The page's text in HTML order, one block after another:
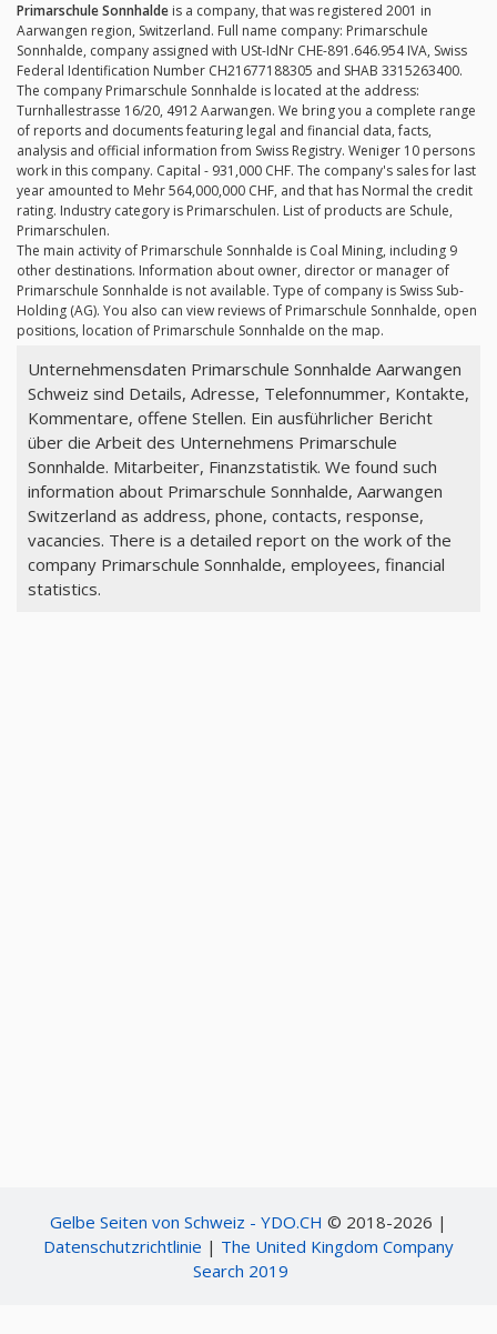
Primarschule Sonnhalde is a company, that was registered 2001 in
Aarwangen region, Switzerland. Full name company: Primarschule
Sonnhalde, company assigned with USt-IdNr CHE-891.646.954 IVA, Swiss
Federal Identification Number CH21677188305 and SHAB 3315263400.
The company Primarschule Sonnhalde is located at the address:
Turnhallestrasse 16/20, 4912 Aarwangen. We bring you a complete range
of reports and documents featuring legal and financial data, facts,
analysis and official information from Swiss Registry. Weniger 10 persons
work in this company. Capital - 931,000 CHF. The company's sales for last
year amounted to Mehr 564,000,000 CHF, and that has Normal the credit
rating. Industry category is Primarschulen. List of products are Schule,
Primarschulen.
The main activity of Primarschule Sonnhalde is Coal Mining, including 9
other destinations. Information about owner, director or manager of
Primarschule Sonnhalde is not available. Type of company is Swiss Sub-
Holding (AG). You also can view reviews of Primarschule Sonnhalde, open
positions, location of Primarschule Sonnhalde on the map.
Unternehmensdaten Primarschule Sonnhalde Aarwangen
Schweiz sind Details, Adresse, Telefonnummer, Kontakte,
Kommentare, offene Stellen. Ein ausführlicher Bericht
über die Arbeit des Unternehmens Primarschule
Sonnhalde. Mitarbeiter, Finanzstatistik. We found such
information about Primarschule Sonnhalde, Aarwangen
Switzerland as address, phone, contacts, response,
vacancies. There is a detailed report on the work of the
company Primarschule Sonnhalde, employees, financial
statistics.
Gelbe Seiten von Schweiz - YDO.CH © 2018-2026 |
Datenschutzrichtlinie | The United Kingdom Company
Search 2019